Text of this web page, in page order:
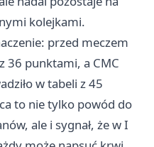
kolejkami.
przed meczem
36 punktami, a CMC
w tabeli z 45
to nie tylko powód do
ale i sygnał, że w I